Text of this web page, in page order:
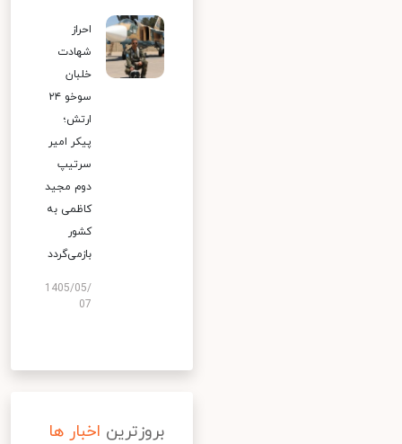
احراز
شهادت
خلبان
سوخو ۲۴
ارتش؛
پیکر امیر
سرتیپ
دوم مجید
کاظمی به
کشور
بازمی‌گردد
1405/05/
07
بروزترین اخبار ها